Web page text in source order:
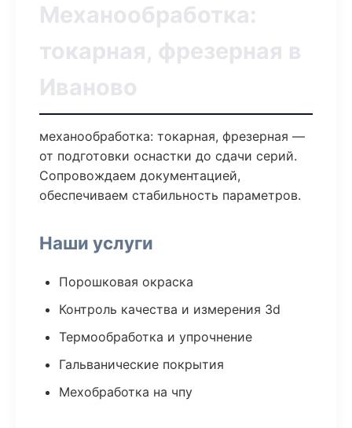
Механообработка:
токарная, фрезерная в
Иваново
механообработка: токарная, фрезерная —
от подготовки оснастки до сдачи серий.
Сопровождаем документацией,
обеспечиваем стабильность параметров.
Наши услуги
Порошковая окраска
Контроль качества и измерения 3d
Термообработка и упрочнение
Гальванические покрытия
Мехобработка на чпу